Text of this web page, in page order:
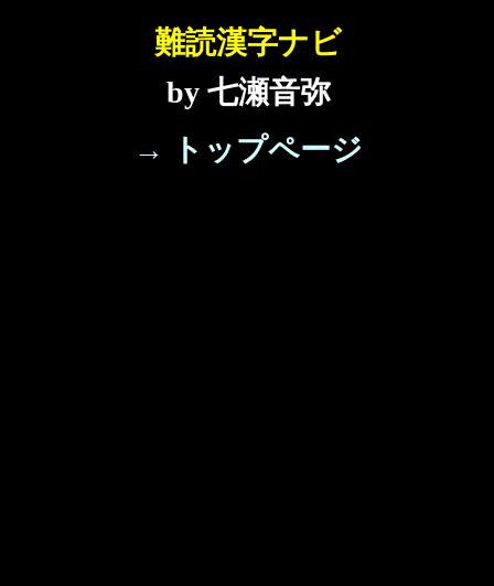
難読漢字ナビ
by 七瀬音弥
→ トップページ